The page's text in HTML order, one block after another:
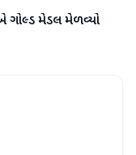
ગોલ્ડ મેડલ મેળવ્યો